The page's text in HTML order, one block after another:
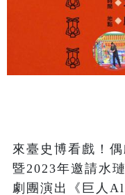
來臺史博看戲！
暨2023年邀請水
劇團演出《巨人